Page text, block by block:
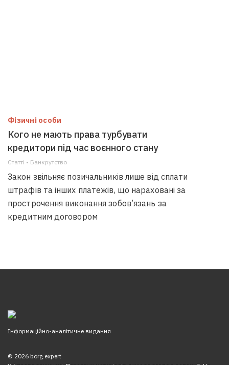
Фізичні особи
Кого не мають права турбувати
кредитори під час воєнного стану
Статті • Банкрутство
Закон звільняє позичальників лише від сплати
штрафів та інших платежів, що нараховані за
прострочення виконання зобов’язань за
кредитним договором
Інформаційно-аналітичне видання
© 2026 borg.expert